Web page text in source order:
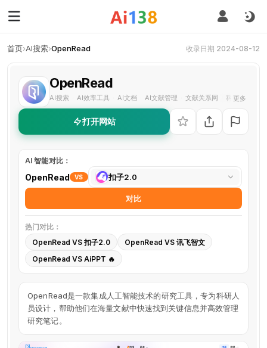
首页›AI搜索›OpenRead 收录日期 2024-08-12
OpenRead
AI搜索 AI效率工具 AI文档 AI文献管理 文献关系网 科研效率
更多
打开网站
AI 智能对比：
OpenRead VS
选
择
具
扣子2.0
对比
热门对比：
OpenRead VS 扣子2.0
OpenRead VS 讯飞智文
OpenRead VS AiPPT 🔥
OpenRead是一款集成人工智能技术的研究工具，专为科研人
员设计，帮助他们在海量文献中快速找到关键信息并高效管理
研究笔记。